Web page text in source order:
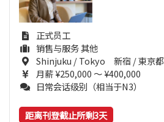
正式员工
销售与服务 其他
Shinjuku / Tokyo 新宿 / 東京都
月薪 ¥250,000 ～ ¥400,000
日常会话级别（相当于N3）
距离刊登截止所剩3天